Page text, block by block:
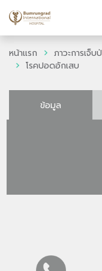
หน้าแรก ภาวะการเจ็
โรคปอดอักเสบ
ข้อมูล